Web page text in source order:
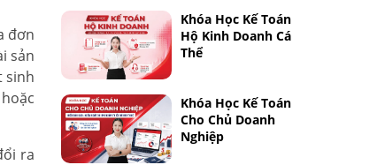
đơn
sản
sinh
ra
Khóa Học Kế Toán
Hộ Kinh Doanh Cá
Thể
Khóa Học Kế Toán
Cho Chủ Doanh
Nghiệp